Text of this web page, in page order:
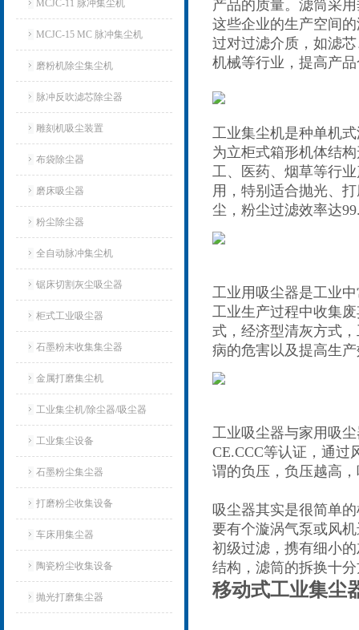
MCJC-11 脉冲集尘机
MCJC-15 MC 脉冲集尘机
磨粉机除尘集尘机
脉冲反吹滤芯除尘器
雕刻机吸尘装置
布袋除尘器
磨床吸尘器
粉尘除尘器
全自动脉冲集尘机
锯床切割灰尘吸尘器
柜式工业吸尘器
石墨粉末收集集尘器
金属打磨集尘机
工业集尘机/除尘器/吸尘器
工业集尘设备
石墨粉尘集尘器
打磨粉尘收集设备
车床用集尘器
陶瓷粉尘收集设备
抛光打磨集尘器
产品的质量。滤筒采
这些企业的生产空间
过对过滤介质，如滤
机械等行业，提高产
工业集尘机是种单机
为立柜式箱形机体结
工、医药、烟草等行
用，特别适合抛光、
尘，粉尘过滤效率达
工业用吸尘器是工业
工业生产过程中收集
式，经济型清灰方式
病的危害以及提高生
工业吸尘器与家用吸
CE.CCC等认证，通
谓的负压，负压越高
吸尘器其实是很简单
要有个漩涡气泵或风
初级过滤，携有细小
结构，滤筒的拆换十
移动式工业集尘